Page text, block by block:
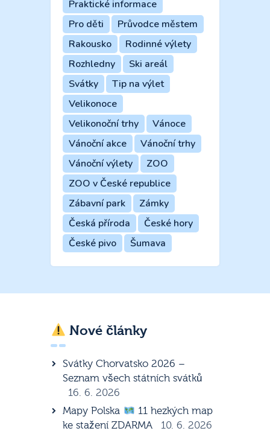
Praktické informace
Pro děti
Průvodce městem
Rakousko
Rodinné výlety
Rozhledny
Ski areál
Svátky
Tip na výlet
Velikonoce
Velikonoční trhy
Vánoce
Vánoční akce
Vánoční trhy
Vánoční výlety
ZOO
ZOO v České republice
Zábavní park
Zámky
Česká příroda
České hory
České pivo
Šumava
Nové články
Svátky Chorvatsko 2026 –
Seznam všech státních svátků
16. 6. 2026
Mapy Polska
11 hezkých map
ke stažení ZDARMA
10. 6. 2026